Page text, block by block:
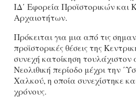
ΙΔ΄ Εφορεία Προϊστορικών και
Αρχαιοτήτων.
Πρόκειται για μια από τις
προϊστορικές θέσεις της
συνεχή κατοίκηση
Νεολιθική περίοδο μέχρι την
Χαλκού, η οποία συνεχίστηκε
χρόνους.